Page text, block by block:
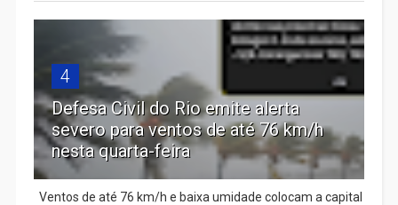
4
Defesa Civil do Rio emite alerta
severo para ventos de até 76 km/h
nesta quarta-feira
Ventos de até 76 km/h e baixa umidade colocam a capital